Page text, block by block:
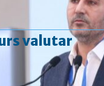
valutar
Curs valutar: 06